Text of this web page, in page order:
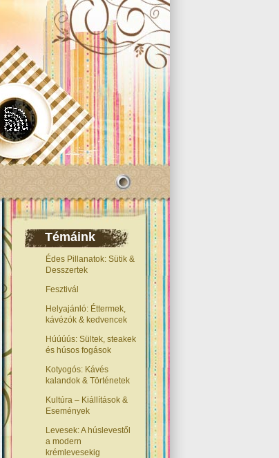
Témáink
Édes Pillanatok: Sütik &
Desszertek
Fesztivál
Helyajánló: Éttermek,
kávézók & kedvencek
Húúúús: Sültek, steakek
és húsos fogások
Kotyogós: Kávés
kalandok & Történetek
Kultúra – Kiállítások &
Események
Levesek: A húslevestől
a modern
krémlevesekig